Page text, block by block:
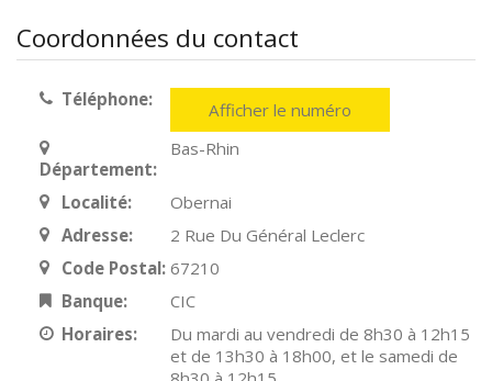
Coordonnées du contact
Téléphone: Afficher le numéro
Département:
Bas-Rhin
Localité:
Obernai
Adresse:
2 Rue Du Général Leclerc
Code Postal: 67210
Banque:
CIC
Horaires:
Du mardi au vendredi de 8h30 à 12h15
et de 13h30 à 18h00, et le samedi de